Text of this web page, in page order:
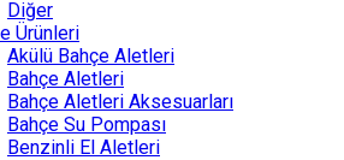
Diğer
Ürünleri
Akülü Bahçe Aletleri
Bahçe Aletleri
Bahçe Aletleri Aksesuarları
Bahçe Su Pompası
Benzinli El Aletleri